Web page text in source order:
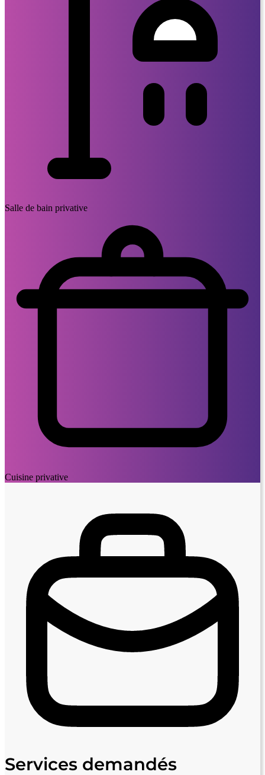
Salle de bain privative
Cuisine privative
Services demandés